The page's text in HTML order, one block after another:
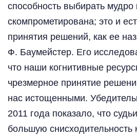
способность выбирать
скомпрометирована; это и
принятия решений, как ее
Ф. Баумейстер. Его
что наши когнитивные
чрезмерное принятие
нас истощенными.
2011 года показало, что
большую